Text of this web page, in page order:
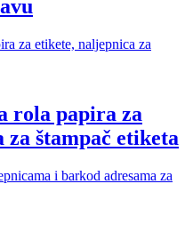
rola papira za
štampač etiketa